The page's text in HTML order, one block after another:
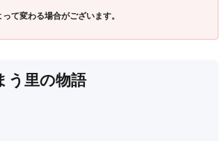
て変わる場合がございます。
里の物語